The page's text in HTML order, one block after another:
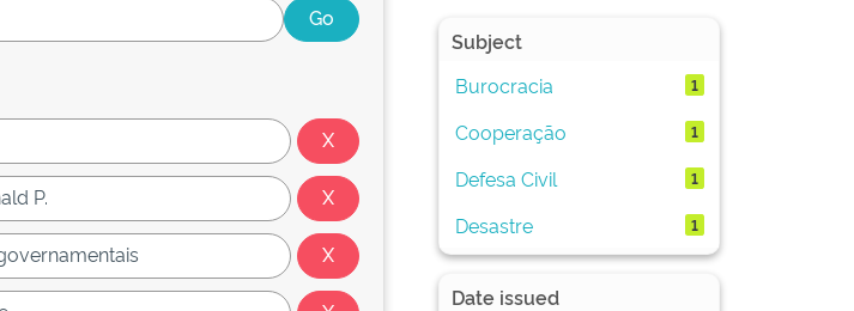
Subject
Burocracia
1
Cooperação 1
Defesa Civil 1
Desastre 1
Date issued